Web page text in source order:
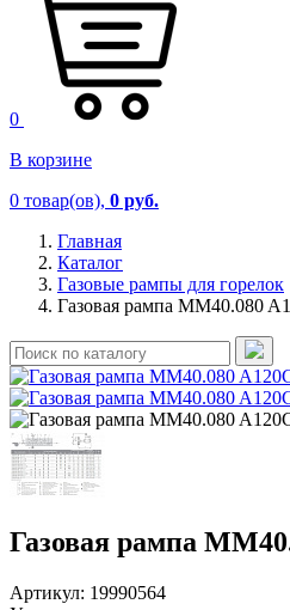
0
В корзине
0 товар(ов), 0 руб.
Главная
Каталог
Газовые рампы для горелок
Газовая рампа MM40.080
Газовая рампа
Артикул: 19990564